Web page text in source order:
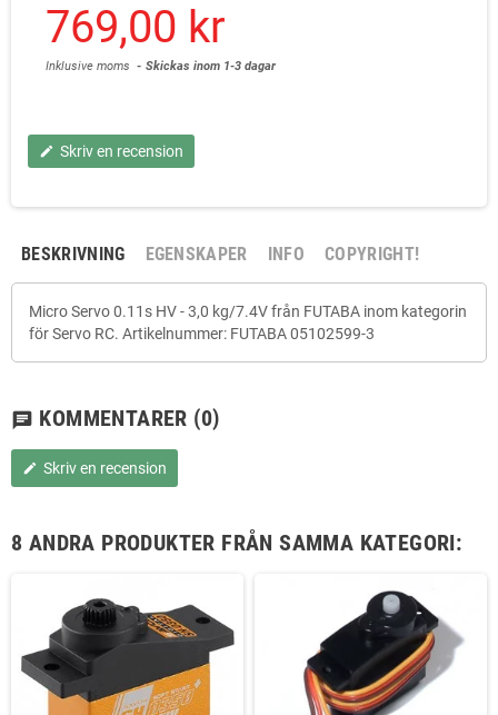
769,00 kr
Inklusive moms Skickas inom 1-3 dagar
edit Skriv en recension
BESKRIVNING EGENSKAPER INFO COPYRIGHT!
Micro Servo 0.11s HV - 3,0 kg/7.4V från FUTABA inom kategorin
för Servo RC. Artikelnummer: FUTABA 05102599-3
chat KOMMENTARER (0)
edit Skriv en recension
8 ANDRA PRODUKTER FRÅN SAMMA KATEGORI: